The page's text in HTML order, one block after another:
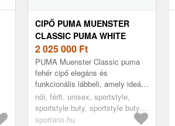
CIPŐ PUMA MUENSTER
CLASSIC PUMA WHITE
(MUENSTER CLASSIC
383406 01)
2 025 000 Ft
PUMA Muenster Classic puma
fehér cipő elegáns és
funkcionális lábbeli, amely ideális
a mindennapi használatra.
Magas minőségű természetes
bőrből ké...
női, férfi, unisex, sportstyle,
sportstyle buty, sportstyle buty
sneakersy, bézs
sportano.hu